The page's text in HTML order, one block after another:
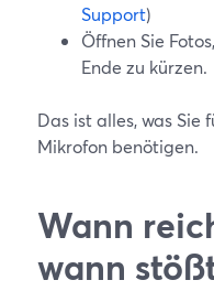
Support)
Öffnen Sie
Ende zu kürzen.
Das ist alles, was Sie
Mikrofon benötigen.
Wann
wann